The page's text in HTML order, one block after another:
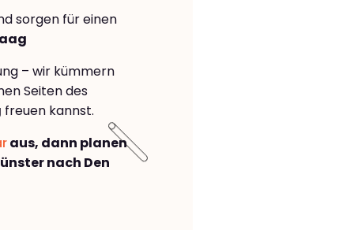
sorgen für einen
– wir kümmern
Seiten des
freuen kannst.
aus, dann planen
nach Den